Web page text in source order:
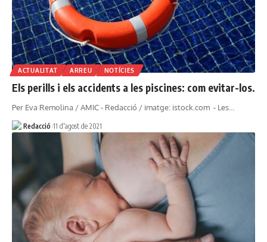
ACTUALITAT ARREU NOTÍCIES
Els perills i els accidents a les piscines: com evitar-los.
Per Eva Remolina / AMIC - Redacció / imatge: istock.com - Les…
Redacció 11 d'agost de 2021